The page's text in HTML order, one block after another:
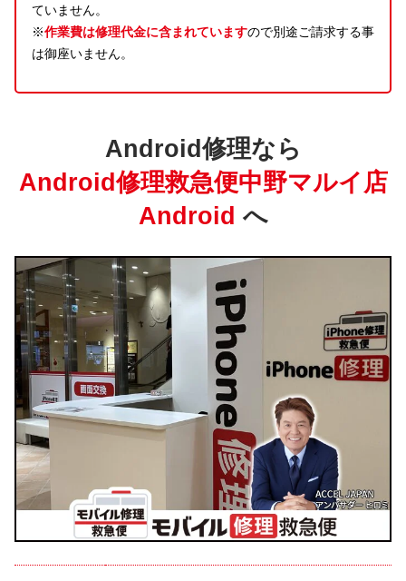
ていません。
※作業費は修理代金に含まれていますので別途ご請求する事
は御座いません。
Android修理なら
Android修理救急便中野マルイ店
Android へ